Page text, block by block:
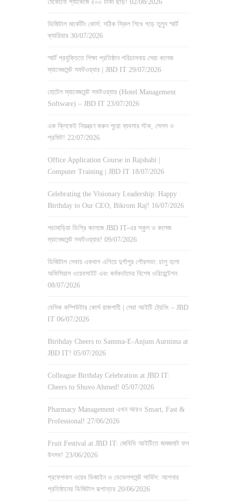
যেকোনো প্যাকেজে ৫০০ টাকা ছাড়! 02/08/2026
ডিজিটাল মার্কেটিং কোর্স: সঠিক স্কিল শিখে গড়ে তুলুন স্মার্ট
ক্যারিয়ার 30/07/2026
স্মার্ট প্রযুক্তিতে শিক্ষা প্রতিষ্ঠান পরিচালনায় সেরা কলেজ
ম্যানেজমেন্ট সফটওয়্যার | JBD IT 29/07/2026
হোটেল ম্যানেজমেন্ট সফটওয়্যার (Hotel Management
Software) – JBD IT 23/07/2026
এক ক্লিকেই নিয়ন্ত্রণ করুন পুরো ব্যবসার স্টক, সেলস ও
প্রফিট! 22/07/2026
Office Application Course in Rajshahi |
Computer Training | JBD IT 18/07/2026
Celebrating the Visionary Leadership: Happy
Birthday to Our CEO, Bikrom Raj! 16/07/2026
পচামাড়িয়া ডিগ্রি কলেজে JBD IT-এর স্কুল ও কলেজ
ম্যানেজমেন্ট সফটওয়্যার! 09/07/2026
ডিজিটাল সেবায় একধাপ এগিয়ে দুর্গাপুর পৌরসভা: চালু হলো
অফিসিয়াল ওয়েবসাইট এবং কর্মকর্তাদের বিশেষ ওরিয়েন্টেশন
08/07/2026
বেসিক কম্পিউটার কোর্স রাজশাহী | সেরা আইটি ট্রেনিং – JBD
IT 06/07/2026
Birthday Cheers to Samma-E-Anjum Aurnima at
JBD IT! 05/07/2026
Colleague Birthday Celebration at JBD IT:
Cheers to Shuvo Ahmed! 05/07/2026
Pharmacy Management এখন আরও Smart, Fast &
Professional! 27/06/2026
Fruit Festival at JBD IT: জেবিডি আইটিতে জমজমাট ফল
উৎসব! 23/06/2026
প্রফেশনাল ওয়েব ডিজাইন ও ডেভেলপমেন্ট সার্ভিস: আপনার
প্রতিষ্ঠানের ডিজিটাল রূপান্তর 20/06/2026